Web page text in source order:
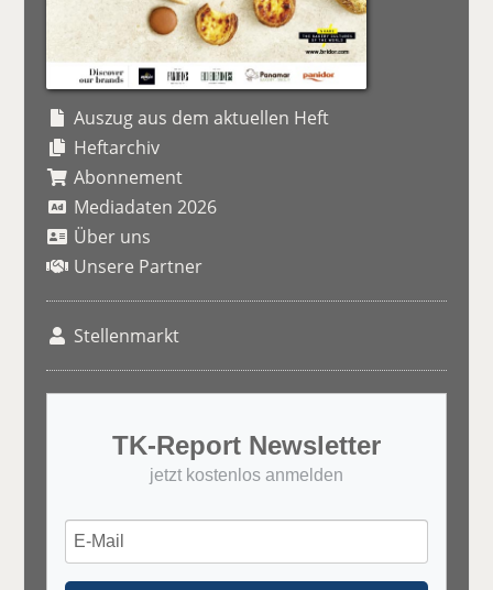
Auszug aus dem aktuellen Heft
Heftarchiv
Abonnement
Mediadaten 2026
Über uns
Unsere Partner
Stellenmarkt
TK-Report Newsletter
jetzt kostenlos anmelden